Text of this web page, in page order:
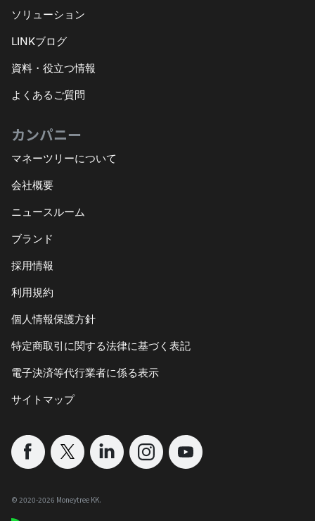
ソリューション
LINKブログ
資料・役立つ情報
よくあるご質問
カンパニー
マネーツリーについて
会社概要
ニュースルーム
ブランド
採用情報
利用規約
個人情報保護方針
特定商取引に関する法律に基づく表記
電子決済等代行業者に係る表示
サイトマップ
©︎ 2020-2026 Moneytree KK.